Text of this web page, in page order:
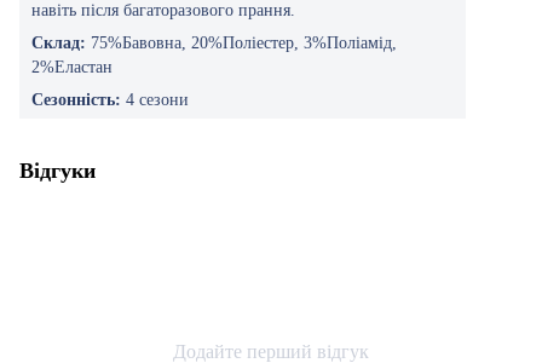
навіть після багаторазового прання.
Склад: 75%Бавовна, 20%Поліестер, 3%Поліамід,
2%Еластан
Сезонність: 4 сезони
Відгуки
Додайте перший відгук